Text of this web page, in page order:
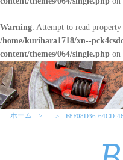
Warning: Attempt to read
/home/kurihara1718/xn--
content/themes/064/single.php on
ホーム F8F08D36-64CD-